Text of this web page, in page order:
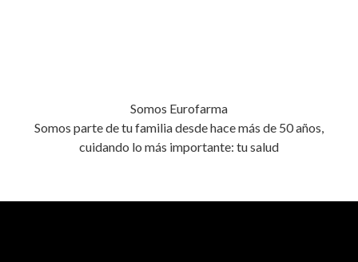
Somos Eurofarma
Somos parte de tu familia desde hace más de 50 años,
cuidando lo más importante: tu salud